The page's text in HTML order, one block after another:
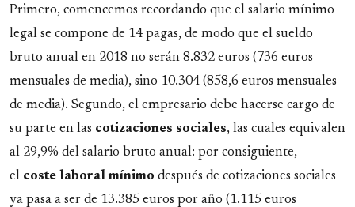
Primero, comencemos recordando que el salario mínimo
legal se compone de 14 pagas, de modo que el sueldo
bruto anual en 2018 no serán 8.832 euros (736 euros
mensuales de media), sino 10.304 (858,6 euros mensuales
de media). Segundo, el empresario debe hacerse cargo de
su parte en las cotizaciones sociales, las cuales equivalen
al 29,9% del salario bruto anual: por consiguiente,
el coste laboral mínimo después de cotizaciones sociales
ya pasa a ser de 13.385 euros por año (1.115 euros